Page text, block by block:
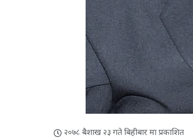
२०७८ बैशाख २३ गते बिहीबार मा प्रकाशित